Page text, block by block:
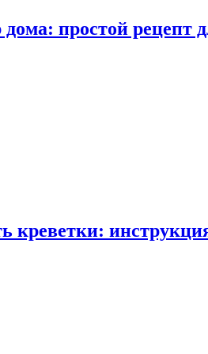
простой рецепт
креветки: